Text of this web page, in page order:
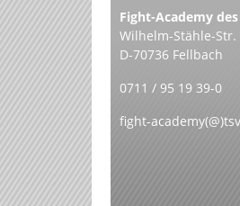
Fight-Academy
Wilhelm-Stähle-Str.
D-70736 Fellbach
0711 / 95 19 39-0
fight-